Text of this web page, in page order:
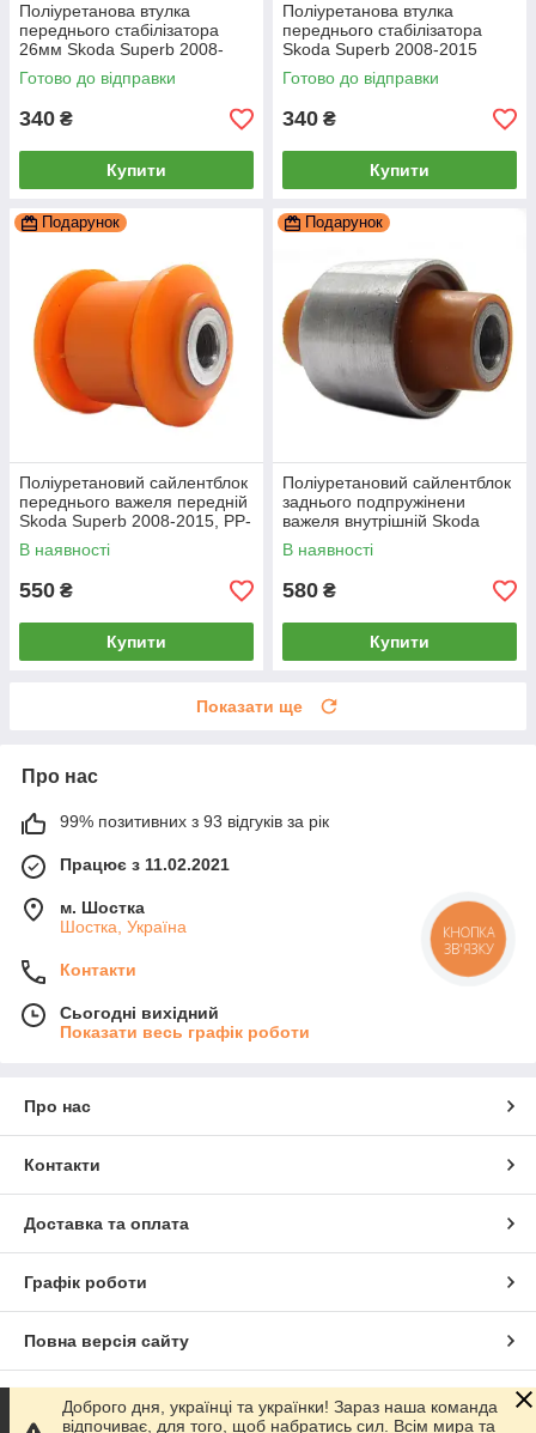
Поліуретанова втулка
переднього стабілізатора
26мм Skoda Superb 2008-
2015, PP-0010P
Готово до відправки
340 ₴
Купити
Поліуретанова втулка
переднього стабілізатора
Skoda Superb 2008-2015
23мм ПІД вироблення, PP-
0143P
Готово до відправки
340 ₴
Купити
Подарунок
Поліуретановий сайлентблок
переднього важеля передній
Skoda Superb 2008-2015, PP-
0163
В наявності
550 ₴
Купити
Подарунок
Поліуретановий сайлентблок
заднього подпружінени
важеля внутрішній Skoda
Superb 2008-2015, PP-0164
В наявності
580 ₴
Купити
Показати ще
Про нас
99% позитивних з 93 відгуків за рік
Працює з 11.02.2021
м. Шостка
Шостка, Україна
Контакти
Сьогодні вихідний
Показати весь графік роботи
Про нас
Контакти
Доставка та оплата
Графік роботи
Повна версія сайту
Сайт створено на маркетплейсіProm.ua
Доброго дня, українці та українки! Зараз наша команда
відпочиває, для того, щоб набратись сил. Всім мира та
КНОПКА
ЗВ'ЯЗКУ